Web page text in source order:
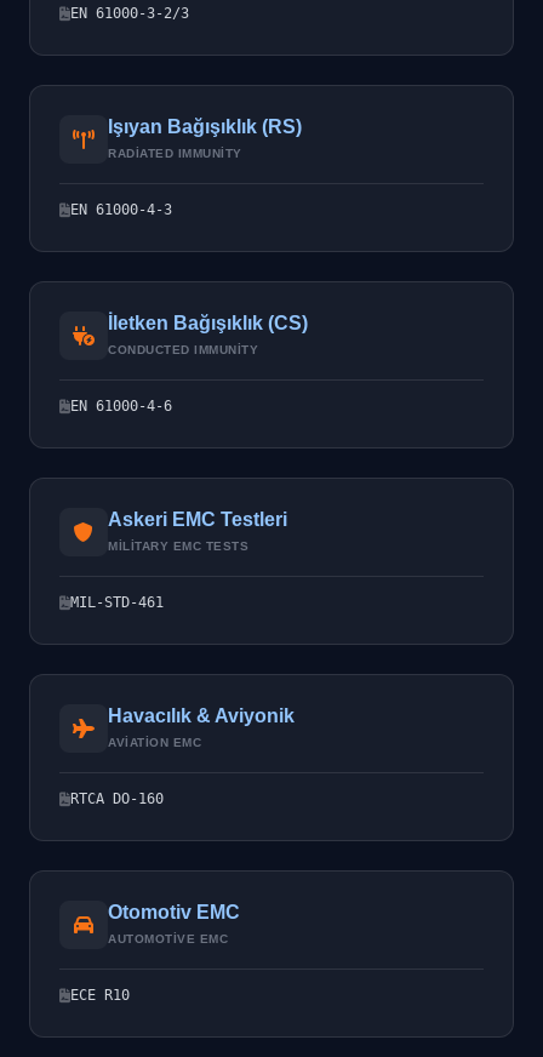
EN 61000-3-2/3
Işıyan Bağışıklık (RS)
RADIATED IMMUNITY
EN 61000-4-3
İletken Bağışıklık (CS)
CONDUCTED IMMUNITY
EN 61000-4-6
Askeri EMC Testleri
MILITARY EMC TESTS
MIL-STD-461
Havacılık & Aviyonik
AVIATION EMC
RTCA DO-160
Otomotiv EMC
AUTOMOTIVE EMC
ECE R10